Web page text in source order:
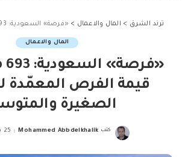
ترند الشرق > المال والاعمال > «فرصة» السعودية: 693 مليون دولار قيمة الفرص المعمّدة للمنشآت الصغيرة والمتوسطة
المال والاعمال
قيمة الفرص المعمّدة
الصغيرة
Posted
كتب Mohammed Abbdelkhalik 25 فبراير، 2026